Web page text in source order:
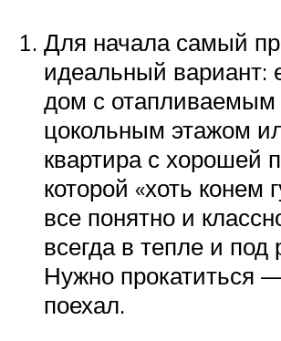
Для начала самый
идеальный вариант:
дом с отапливаемым
цокольным этажом
квартира с хорошей
которой «хоть конем
все понятно и
всегда в тепле и под
Нужно прокатиться
поехал.